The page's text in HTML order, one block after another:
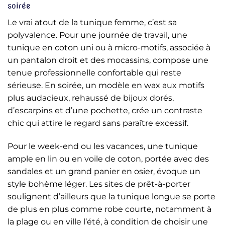
soirée
Le vrai atout de la tunique femme, c’est sa
polyvalence. Pour une journée de travail, une
tunique en coton uni ou à micro-motifs, associée à
un pantalon droit et des mocassins, compose une
tenue professionnelle confortable qui reste
sérieuse. En soirée, un modèle en wax aux motifs
plus audacieux, rehaussé de bijoux dorés,
d’escarpins et d’une pochette, crée un contraste
chic qui attire le regard sans paraître excessif.
Pour le week-end ou les vacances, une tunique
ample en lin ou en voile de coton, portée avec des
sandales et un grand panier en osier, évoque un
style bohème léger. Les sites de prêt-à-porter
soulignent d’ailleurs que la tunique longue se porte
de plus en plus comme robe courte, notamment à
la plage ou en ville l’été, à condition de choisir une